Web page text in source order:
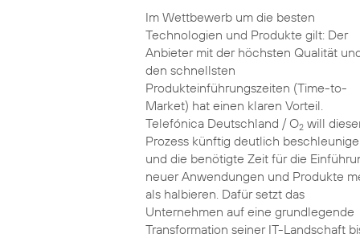
Im Wettbewerb um die besten
Technologien und Produkte gilt: Der
Anbieter mit der höchsten Qualität
den schnellsten
Produkteinführungszeiten (Time-to-
Market) hat einen klaren Vorteil.
Telefónica Deutschland / O2will
Prozess künftig deutlich
und die benötigte Zeit für die
neuer Anwendungen und Produkte
als halbieren. Dafür setzt das
Unternehmen auf eine grundlegende
Transformation seiner IT-Landschaft